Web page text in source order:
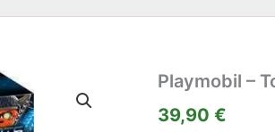
Playmobil –
39,90 €